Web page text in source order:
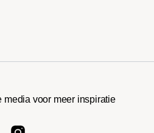
media voor meer inspiratie